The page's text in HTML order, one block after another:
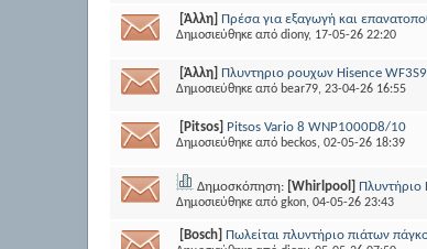
[Άλλη] Πρέσα για εξαγωγή και
Δημοσιεύθηκε απόdiony, 17-05-26 22:20
[Άλλη] Πλυντηριο ρουχων Hisence
Δημοσιεύθηκε από bear79, 23-04-26 16:55
[Pitsos] Pitsos Vario 8 WNP1000D8/10
Δημοσιεύθηκε από beckos, 02-05-26 18:39
Δημοσκόπηση: [Whirlpool]
Δημοσιεύθηκε απόgkon, 04-05-26 23:43
[Bosch] Πωλείται πλυντήριο πιάτων